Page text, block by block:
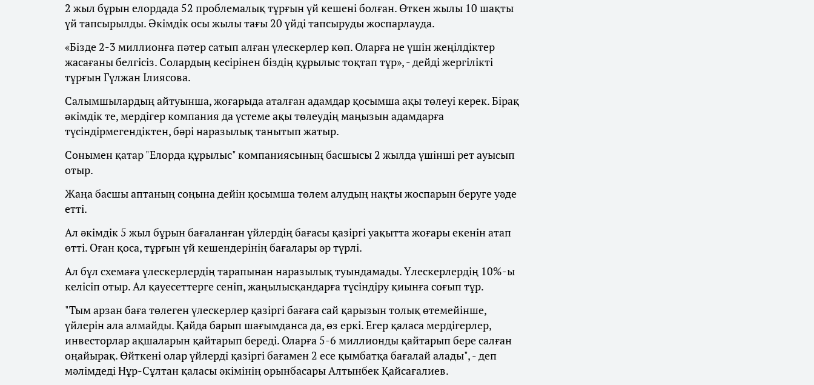
2 жыл бұрын елордада 52 проблемалық тұрғын үй кешені болған. Өткен жылы 10 шақты
үй тапсырылды. Әкімдік осы жылы тағы 20 үйді тапсыруды жоспарлауда.
«Бізде 2-3 миллионға пәтер сатып алған үлескерлер көп. Оларға не үшін жеңілдіктер
жасағаны белгісіз. Солардың кесірінен біздің құрылыс тоқтап тұр», - дейді жергілікті
тұрғын Гүлжан Ілиясова.
Салымшылардың айтуынша, жоғарыда аталған адамдар қосымша ақы төлеуі керек. Бірақ
әкімдік те, мердігер компания да үстеме ақы төлеудің маңызын адамдарға
түсіндірмегендіктен, бәрі наразылық танытып жатыр.
Сонымен қатар "Елорда құрылыс" компаниясының басшысы 2 жылда үшінші рет ауысып
отыр.
Жаңа басшы аптаның соңына дейін қосымша төлем алудың нақты жоспарын беруге уәде
етті.
Ал әкімдік 5 жыл бұрын бағаланған үйлердің бағасы қазіргі уақытта жоғары екенін атап
өтті. Оған қоса, тұрғын үй кешендерінің бағалары әр түрлі.
Ал бұл схемаға үлескерлердің тарапынан наразылық туындамады. Үлескерлердің 10%-ы
келісіп отыр. Ал қауесеттерге сеніп, жаңылысқандарға түсіндіру қиынға соғып тұр.
"Тым арзан баға төлеген үлескерлер қазіргі бағаға сай қарызын толық өтемейінше,
үйлерін ала алмайды. Қайда барып шағымданса да, өз еркі. Егер қаласа мердігерлер,
инвесторлар ақшаларын қайтарып береді. Оларға 5-6 миллионды қайтарып бере салған
оңайырақ. Өйткені олар үйлерді қазіргі бағамен 2 есе қымбатқа бағалай алады", - деп
мәлімдеді Нұр-Сұлтан қаласы әкімінің орынбасары Алтынбек Қайсағалиев.